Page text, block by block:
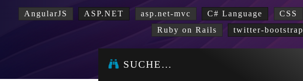
AngularJS ASP.NET asp.net-mvc C# Language CSS
Ruby on Rails
twitter-bootstrap
SUCHE…